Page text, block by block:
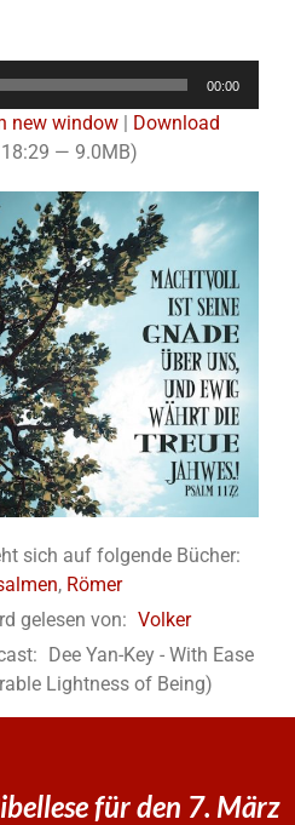
Audio-
00:00
new window|
Download
— 9.0MB)
sich auf folgende Bücher:
, Römer
gelesen von: Volker
Dee Yan-Key - With Ease
Lightness of Being)
für den 7. März